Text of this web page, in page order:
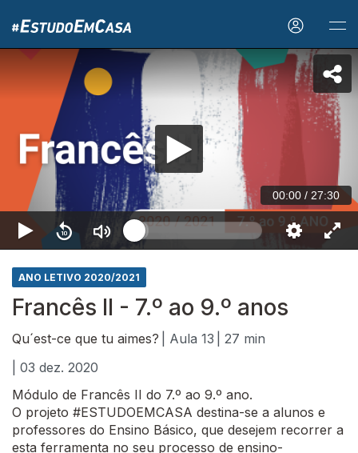
00:00 / 27:30
ANO LETIVO 2020/2021
Francês II - 7.º ao 9.º anos
Qu´est-ce que tu aimes? | Aula 13
| 27 min
| 03 dez. 2020
Módulo de Francês II do 7.º ao 9.º ano.
O projeto #ESTUDOEMCASA destina-se a alunos e
professores do Ensino Básico, que desejem recorrer a
esta ferramenta no seu processo de ensino-